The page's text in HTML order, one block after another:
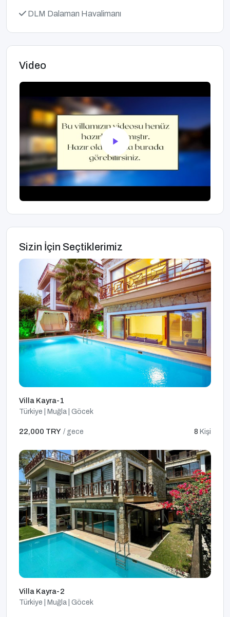
DLM Dalaman Havalimanı
Video
Sizin İçin Seçtiklerimiz
Villa Kayra-1
Türkiye | Muğla | Göcek
22,000 TRY / gece 8 Kişi
Villa Kayra-2
Türkiye | Muğla | Göcek